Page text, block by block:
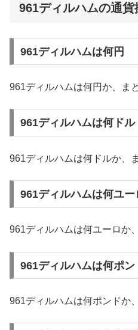
961ディルハムの通貨
961ディルハムは何円
961ディルハムは何円か、ま
961ディルハムは何ドル
961ディルハムは何ドルか、
961ディルハムは何ユー
961ディルハムは何ユーロか
961ディルハムは何ポン
961ディルハムは何ポンドか